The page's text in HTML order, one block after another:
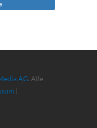
AG. Alle
|